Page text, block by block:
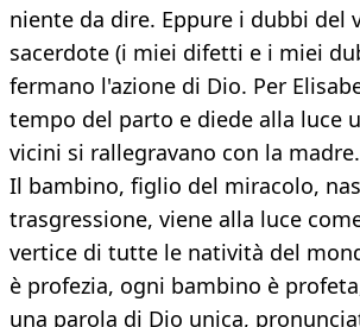
niente da dire. Eppure i dubbi del
sacerdote (i miei difetti e i miei
fermano l'azione di Dio. Per
tempo del parto e diede alla luce
vicini si rallegravano con la madre.
Il bambino, figlio del miracolo,
trasgressione, viene alla luce
vertice di tutte le natività del
è profezia, ogni bambino è
una parola di Dio unica,